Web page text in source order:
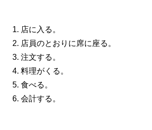
店に入る。
店員のとおりに席に座る。
注文する。
料理がくる。
食べる。
会計する。